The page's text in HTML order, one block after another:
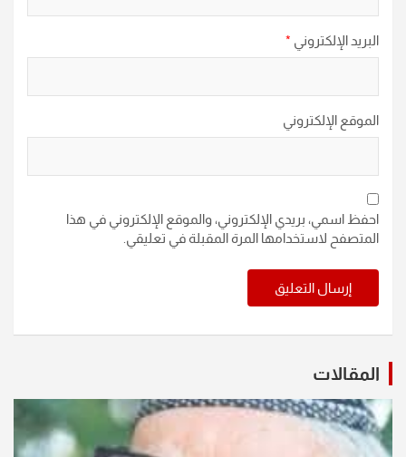
البريد الإلكتروني *
الموقع الإلكتروني
احفظ اسمي، بريدي الإلكتروني، والموقع الإلكتروني في هذا
المتصفح لاستخدامها المرة المقبلة في تعليقي.
المقالات